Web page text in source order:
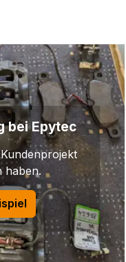
bei Epytec
haben.